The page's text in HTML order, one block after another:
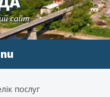
сайт
послуг